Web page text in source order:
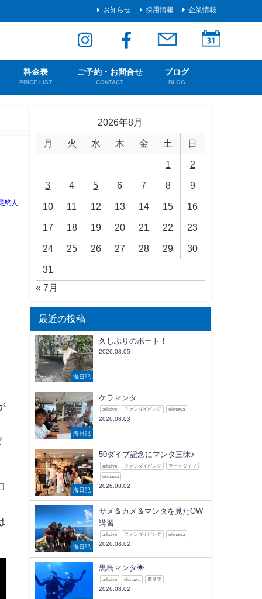
お知らせ 採用情報 企業情報
料金表
PRICE LIST
ご予約・お問合せ
CONTACT
ブログ
BLOG
悠人
2026年8月
月 火 水 木 金 土 日
1 2
3 4 5 6 7 8 9
10 11 12 13 14 15 16
17 18 19 20 21 22 23
24 25 26 27 28 29 30
31
« 7月
最近の投稿
海日記
久しぶりのボート！
2026.08.05
海日記
ケラマンタ
arkdive ファンダイビング okinawa
2026.08.03
海日記
50ダイブ記念にマンタ三昧♪
arkdive ファンダイビング アークダイブ
okinawa
2026.08.02
海日記
サメ＆カメ＆マンタを見たOW
講習
arkdive ファンダイビング okinawa
2026.08.02
黒島マンタ🌟
arkdive okinawa 慶良間
2026.08.02